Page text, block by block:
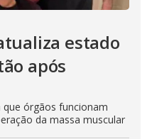
estado
após
órgãos funcionam
da massa muscular